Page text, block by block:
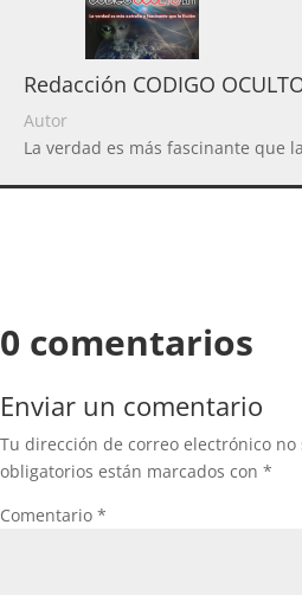
Redacción CODIGO
Autor
La verdad es más fascinante que
0 comentarios
Enviar un comentario
Tu dirección de correo electrónico
obligatorios están marcados con *
Comentario *